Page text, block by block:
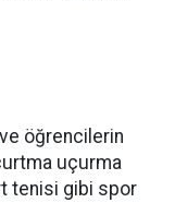
öğrencilerin
uçurma
tenisi gibi spor